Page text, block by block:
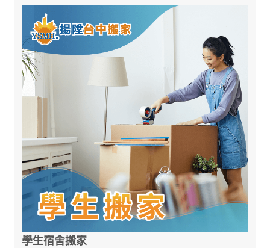
學生宿舍搬家